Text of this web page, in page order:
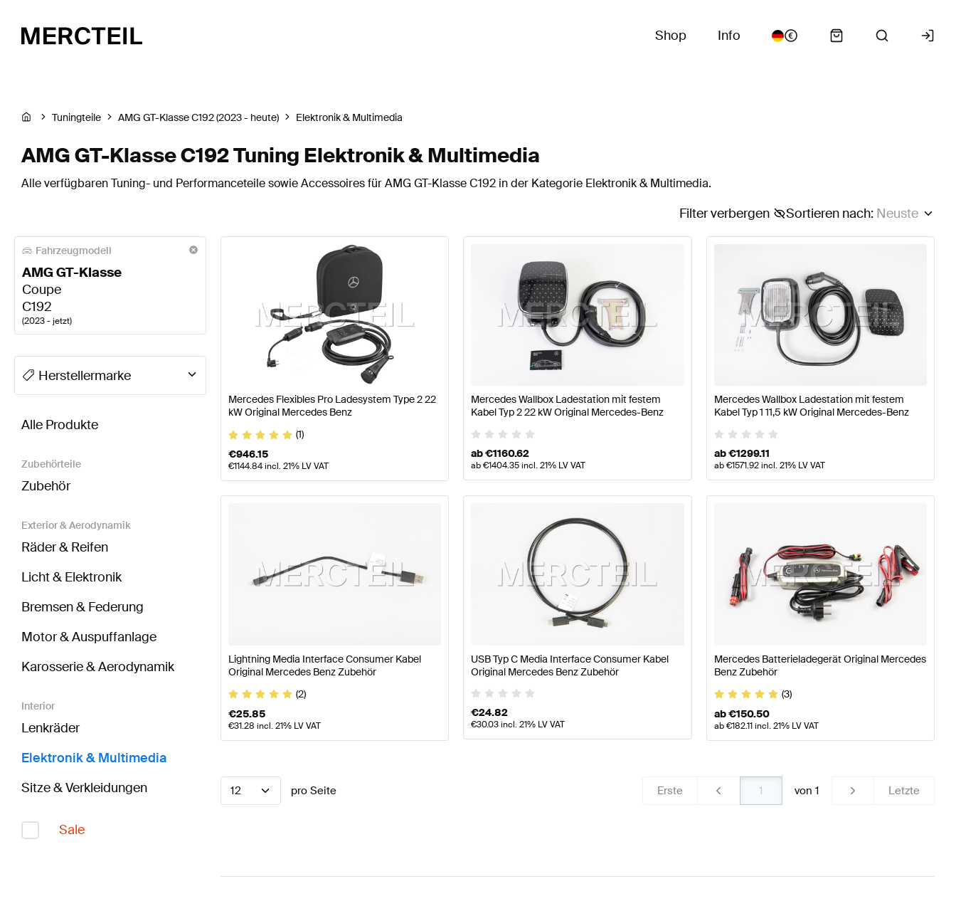
Shop Info
Tuningteile AMG GT-Klasse C192 (2023 - heute) Elektronik & Multimedia
AMG GT-Klasse C192 Tuning Elektronik & Multimedia
Alle verfügbaren Tuning- und Performanceteile sowie Accessoires für AMG GT-Klasse C192 in der Kategorie Elektronik & Multimedia.
Sortieren nach: Neuste
Filter verbergen
Fahrzeugmodell
AMG GT-Klasse
Coupe
C192
(2023 - jetzt)
A-Klasse Tuning Elektronik & Multimedia A-Klasse W177 Modellpflege Tuning Elektronik & Multimedia A-Klasse W177 Tuning Elektronik & Multimedia
Herstellermarke
BRABUS AMG GT-Klasse C192 Elektronik & MultimediaAMG AMG GT-Klasse C192 Elektronik & MultimediaMercedes-Benz AMG GT-Klasse C192 Elektronik &
Alle Produkte
Zubehörteile
Zubehör
Exterior & Aerodynamik
Räder & Reifen
Licht & Elektronik
Bremsen & Federung
Motor & Auspuffanlage
Karosserie & Aerodynamik
Interior
Lenkräder
Elektronik & Multimedia
Sitze & Verkleidungen
Sale
Mercedes Flexibles Pro Ladesystem Type 2 22
kW Original Mercedes Benz
(1)
€946.15
€1144.84incl. 21% LV VAT
Mercedes Wallbox Ladestation mit festem
Kabel Typ 2 22 kW Original Mercedes-Benz
ab€1160.62
ab€1404.35incl. 21% LV VAT
Mercedes Wallbox Ladestation mit festem
Kabel Typ 1 11,5 kW Original Mercedes-Benz
ab€1299.11
ab€1571.92incl. 21% LV VAT
Lightning Media Interface Consumer Kabel
Original Mercedes Benz Zubehör
(2)
€25.85
€31.28 incl. 21% LV VAT
USB Typ C Media Interface Consumer Kabel
Original Mercedes Benz Zubehör
€24.82
€30.03incl. 21% LV VAT
Mercedes Batterieladegerät Original Mercedes
Benz Zubehör
(3)
ab€150.50
ab€182.11incl. 21% LV VAT
12 pro Seite Erste von 1 Letzte